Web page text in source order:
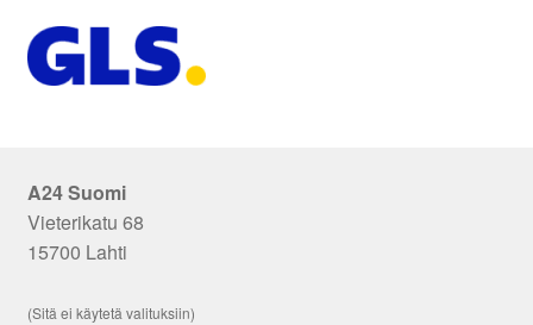
A24 Suomi
Vieterikatu 68
15700 Lahti
(Sitä ei käytetä valituksiin)